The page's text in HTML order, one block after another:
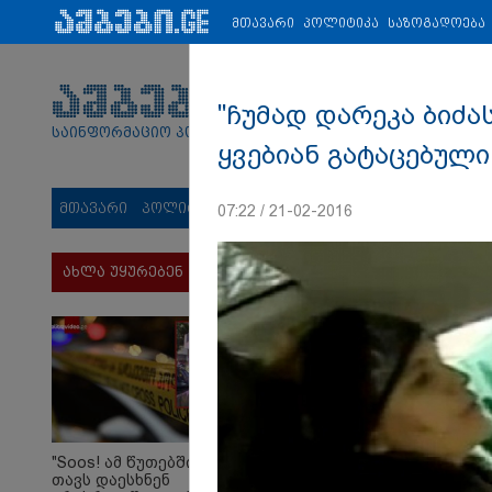
პარტნიორები: ახალი ამბები ეკონომიკა ვიდეო
საინფორმაციო პორტალი
მთავარი პოლიტიკა საზოგადოება
ახლა უყურებენ
"Soos! ამ წუთებში
თავს დაესხნენ
მთავარი პოლიტიკა საზოგადოება
"ჩუმად დარეკა
ყვებიან
07:22 / 21-02-2016